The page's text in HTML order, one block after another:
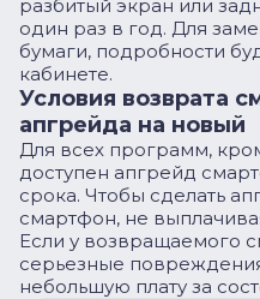
разбитый экран или
один раз в год. Для
бумаги, подробности
кабинете.
Условия возврата
апгрейда на новый
Для всех программ,
доступен апгрейд
срока. Чтобы сделать
смартфон, не
Если у возвращаемого
серьезные
небольшую плату за